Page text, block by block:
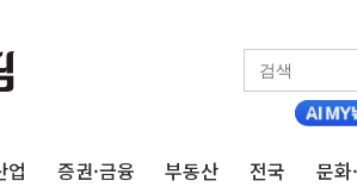
업 증권·금융 부동산 전국 문화
독…곧 사망해도 놀랍지 않아"
에 소폭 하락...금융주 낙폭 커